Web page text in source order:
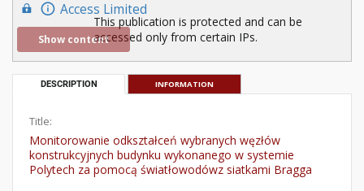
Access Limited
Show content
This publication is protected and can be
accessed only from certain IPs.
DESCRIPTION INFORMATION
Title:
Monitorowanie odkształceń wybranych węzłów
konstrukcyjnych budynku wykonanego w systemie
Polytech za pomocą światłowodówz siatkami Bragga